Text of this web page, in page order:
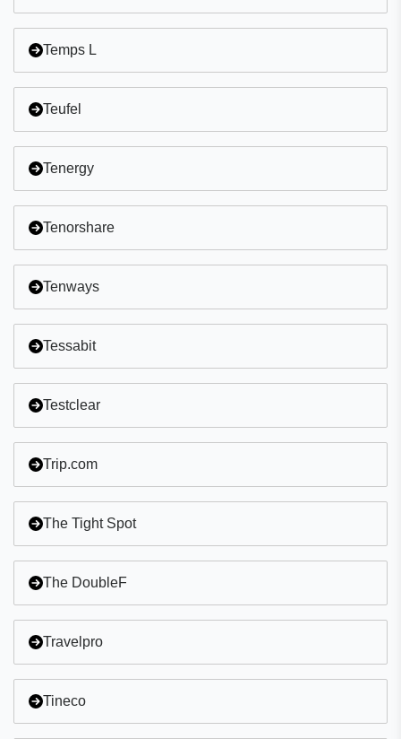
Temps L
Teufel
Tenergy
Tenorshare
Tenways
Tessabit
Testclear
Trip.com
The Tight Spot
The DoubleF
Travelpro
Tineco